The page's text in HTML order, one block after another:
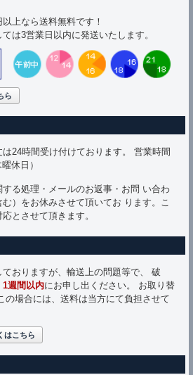
上なら送料無料です！
は3営業日以内に発送いたします。
ら
24時間受け付けております。 営業時間
休日）
る処理・メールのお返事・お問 い合わ
）をお休みさせて頂いてお ります。こ
とさせて頂きます。
おりますが、輸送上の問題等で、 破
1週間以内にお申し出ください。 お取り替
の場合には、送料は当方にて負担させて
はこちら